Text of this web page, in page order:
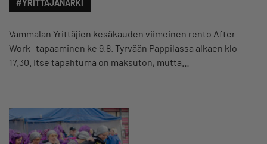
#YRITTÄJÄNARKI
Vammalan Yrittäjien kesäkauden viimeinen rento After
Work -tapaaminen ke 9.8. Tyrvään Pappilassa alkaen klo
17.30. Itse tapahtuma on maksuton, mutta…